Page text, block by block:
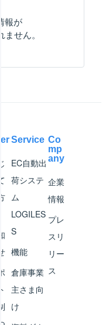
報が
せん。
Service
EC自動出
荷システ
ム
LOGILES
S
機能
倉庫事業
主さま向
け
Co
mp
any
企業
情報
プレ
スリ
リー
ス